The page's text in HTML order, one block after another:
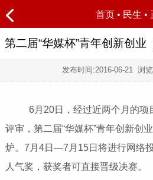
首页 • 民生 •
第二届“华媒杯”青年创新创
发布时间:2016-06-21 浏
6月20日，经过近两个月的项
评审，第二届“华媒杯”青年创新创
炉。7月4日—7月15日将进行网络
人气奖，获奖者可直接晋级决赛。